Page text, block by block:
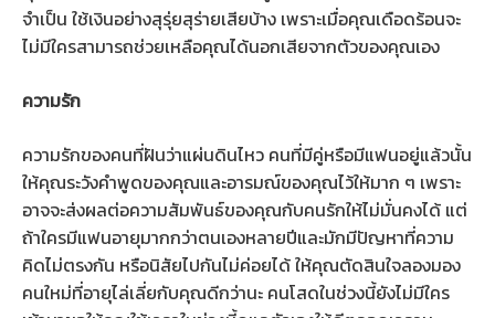
จำเป็น ใช้เงินอย่างสุรุ่ยสุร่ายเสียบ้าง เพราะเมื่อคุณเดือดร้อนจะ
ไม่มีใครสามารถช่วยเหลือคุณได้นอกเสียจากตัวของคุณเอง
ความรัก
ความรักของคนที่ฝันว่าแผ่นดินไหว คนที่มีคู่หรือมีแฟนอยู่แล้วนั้น
ให้คุณระวังคำพูดของคุณและอารมณ์ของคุณไว้ให้มาก ๆ เพราะ
อาจจะส่งผลต่อความสัมพันธ์ของคุณกับคนรักให้ไม่มั่นคงได้ แต่
ถ้าใครมีแฟนอายุมากกว่าตนเองหลายปีและมักมีปัญหาที่ความ
คิดไม่ตรงกัน หรือนิสัยไปกันไม่ค่อยได้ ให้คุณตัดสินใจลองมอง
คนใหม่ที่อายุไล่เลี่ยกับคุณดีกว่านะ คนโสดในช่วงนี้ยังไม่มีใคร